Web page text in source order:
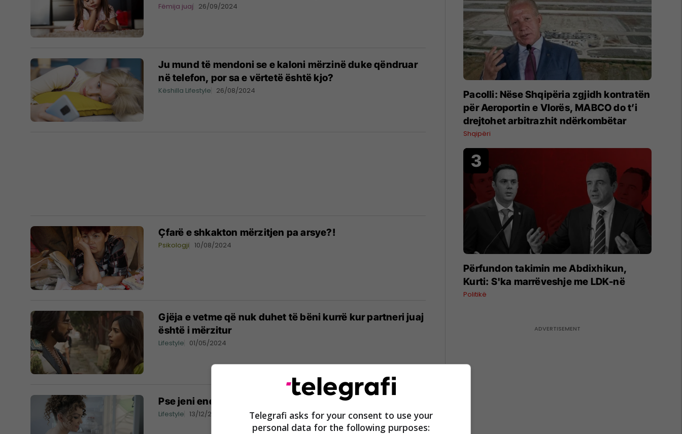
Fëmija juaj 26/09/2024
Ju mund të mendoni se e kaloni mërzinë duke qëndruar
në telefon, por sa e vërtetë është kjo?
Këshilla Lifestyle 26/08/2024
Çfarë e shkakton mërzitjen pa arsye?!
Psikologji 10/08/2024
Gjëja e vetme që nuk duhet të bëni kurrë kur partneri juaj
është i mërzitur
Lifestyle 01/05/2024
Pse jeni ende të uritur edhe pas një vakti të madh
Lifestyle 13/12/2023
Pacolli: Nëse Shqipëria zgjidh kontratën
për Aeroportin e Vlorës, MABCO do t’i
drejtohet arbitrazhit ndërkombëtar
Shqipëri
Përfundon takimin me Abdixhikun,
Kurti: S'ka marrëveshje me LDK-në
Politikë
Telegrafi asks for your consent to use your
personal data for the following purposes: